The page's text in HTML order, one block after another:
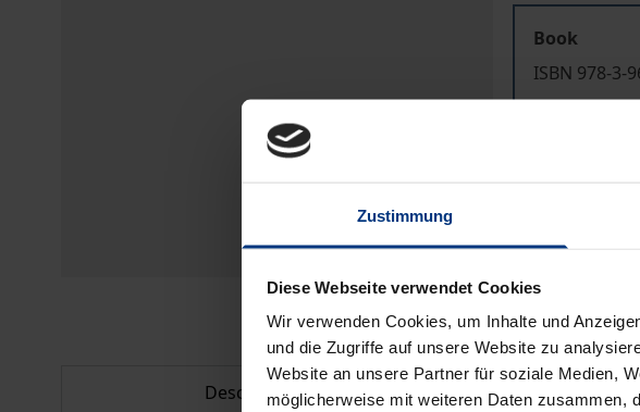
Zustimmung
Diese Webseite verwendet Cookies
Wir verwenden Cookies, um Inhalte und
und die Zugriffe auf unsere Website zu
Website an unsere Partner für soziale Medien,
möglicherweise mit weiteren Daten zusammen,
Book
ISBN 978-3-
Available
Add to
Delivery cost
Description